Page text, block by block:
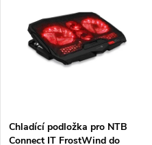
Nejprodávanější
Abecedně
s
Chladící podložka pro NTB
Connect IT FrostWind do